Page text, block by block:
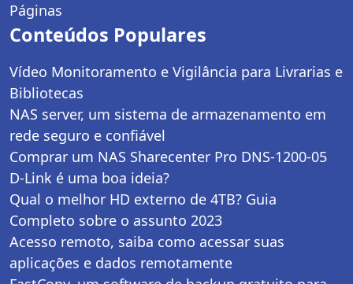
Páginas
Conteúdos Populares
Vídeo Monitoramento e Vigilância para Livrarias e
Bibliotecas
NAS server, um sistema de armazenamento em
rede seguro e confiável
Comprar um NAS Sharecenter Pro DNS-1200-05
D-Link é uma boa ideia?
Qual o melhor HD externo de 4TB? Guia
Completo sobre o assunto 2023
Acesso remoto, saiba como acessar suas
aplicações e dados remotamente